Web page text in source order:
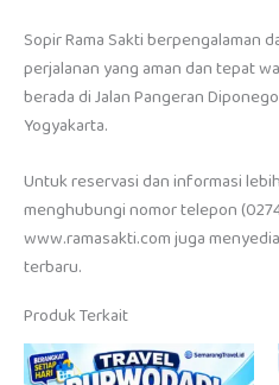
Sopir Rama Sakti berpengalaman
perjalanan yang aman dan tepat
berada di Jalan Pangeran
Yogyakarta.
Untuk reservasi dan informasi
menghubungi nomor telepon
www.ramasakti.com juga
terbaru.
Produk Terkait